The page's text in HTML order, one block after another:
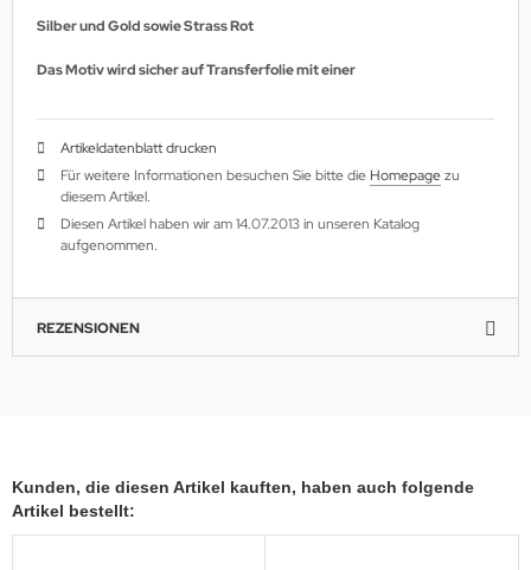
Silber und Gold sowie Strass Rot
Das Motiv wird sicher auf Transferfolie mit einer
Artikeldatenblatt drucken
Für weitere Informationen besuchen Sie bitte die Homepagezu
diesem Artikel.
Diesen Artikel haben wir am 14.07.2013 in unseren Katalog
aufgenommen.
REZENSIONEN
Kunden, die diesen Artikel kauften, haben auch folgende
Artikel bestellt: